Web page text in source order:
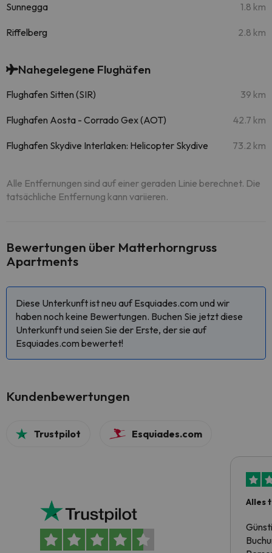
Sunnegga 1.8 km
Riffelberg 2.8 km
Nahegelegene Flughäfen
Flughafen Sitten (SIR) 39 km
Flughafen Aosta - Corrado Gex (AOT) 42.7 km
Flughafen Skydive Interlaken: Helicopter Skydive 73.2 km
Alle Entfernungen sind auf einer geraden Linie berechnet. Die
tatsächliche Entfernung kann variieren.
Bewertungen über Matterhorngruss
Apartments
Diese Unterkunft ist neu auf Esquiades.com und wir
haben noch keine Bewertungen. Buchen Sie jetzt diese
Unterkunft und seien Sie der Erste, der sie auf
Esquiades.com bewertet!
Kundenbewertungen
Trustpilot Esquiades.com
Alles